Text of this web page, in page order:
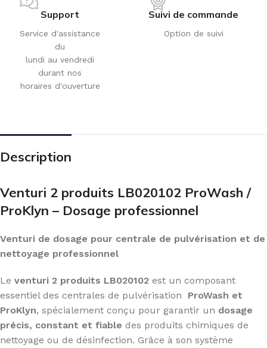
Support
Service d'assistance
du
lundi au vendredi
durant nos
horaires d'ouverture
Suivi de commande
Option de suivi
Description
Venturi 2 produits LB020102 ProWash /
ProKlyn – Dosage professionnel
Venturi de dosage pour centrale de pulvérisation et de
nettoyage professionnel
Le venturi 2 produits LB020102 est un composant
essentiel des centrales de pulvérisation
ProWash et
ProKlyn, spécialement conçu pour garantir un dosage
précis, constant et fiable des produits chimiques de
nettoyage ou de désinfection. Grâce à son système